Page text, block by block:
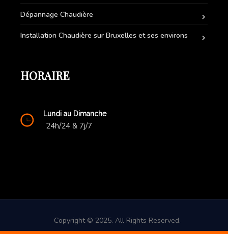
Dépannage Chaudière
Installation Chaudière sur Bruxelles et ses environs
HORAIRE
Lundi au Dimanche
24h/24 & 7j/7
Copyright © 2025. All Rights Reserved.